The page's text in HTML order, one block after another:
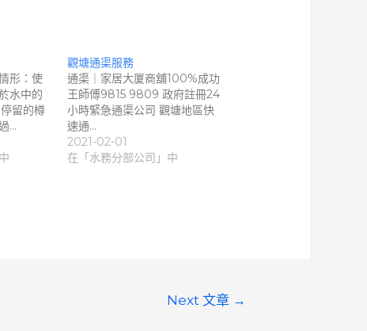
形：使
水中的
留的樽
…
觀塘通渠服務
通渠｜家居大厦商舖100%成功
王師傅9815 9809 政府註冊24
小時緊急通渠公司 觀塘地區快
速通…
2021-02-01
在「水務分部公司」中
Next 文章 →